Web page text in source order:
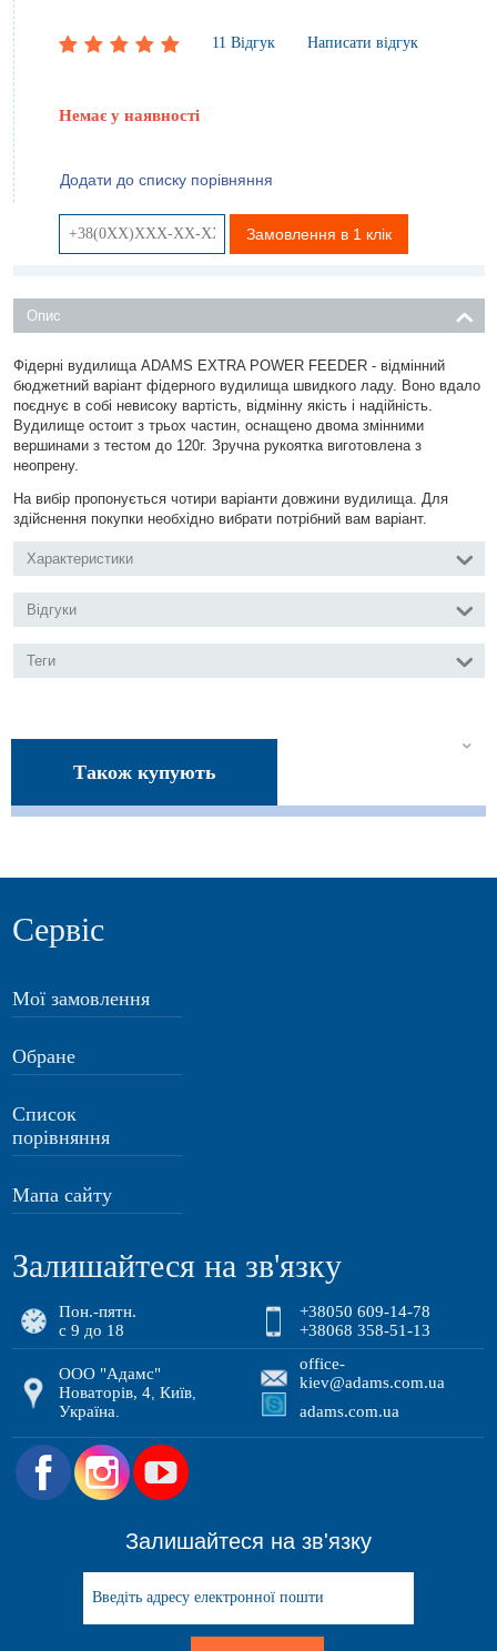
11 Відгук Написати відгук
Немає у наявності
Додати до списку порівняння
Замовлення в 1 клік
Опис
Фідерні вудилища ADAMS EXTRA POWER FEEDER - відмінний
бюджетний варіант фідерного вудилища швидкого ладу. Воно вдало
поєднує в собі невисоку вартість, відмінну якість і надійність.
Вудилище остоит з трьох частин, оснащено двома змінними
вершинами з тестом до 120г. Зручна рукоятка виготовлена ​​з
неопрену.
На вибір пропонується чотири варіанти довжини вудилища. Для
здійснення покупки необхідно вибрати потрібний вам варіант.
Характеристики
Відгуки
Теги
Також купують
Сервіс
Мої замовлення
Обране
Список
порівняння
Мапа сайту
Залишайтеся на зв'язку
Пон.-пятн.
с 9 до 18
+38050 609-14-78
+38068 358-51-13
ООО "Адамс"
Новаторів, 4 ,Київ
Україна
office-
kiev@adams.com.ua
adams.com.ua
.
Залишайтеся на зв'язку